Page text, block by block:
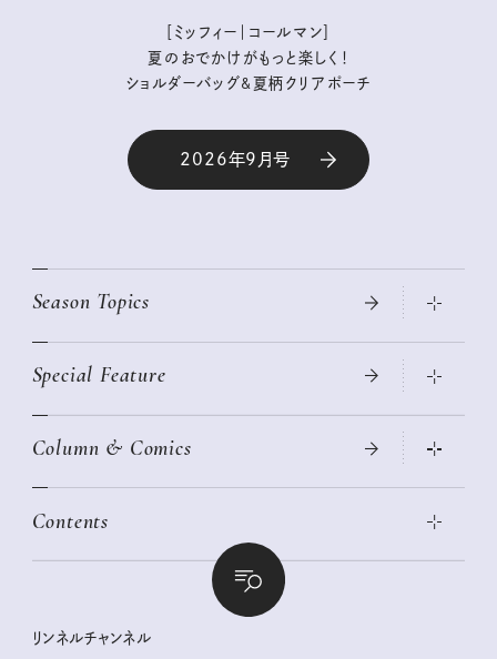
［ミッフィー｜コールマン］
夏のおでかけがもっと楽しく！
ショルダーバッグ&夏柄クリアポーチ
2026年9月号
Season Topics
真夏のひんやりグッズ 2026
ニトリ・イケア・無印良品で賢くおしゃれなインテリア
絶品、お餅レシピ大集合！
世界のサンタさんに会って来た！
クラフトビール案内
Special Feature
2026年春夏 トレンドファッションニュース
女子旅おすすめスポット 暮らすように心地いいリンネル旅ガイ
幸せな老後のための リンネルマネー講座
私の住むまち、好きな場所。LOCAL LIFE REPORT
リンネル 暮らしの道具大賞
Column & Comics
ぐれいさん
明日もいい日になりますように
清水みさとの食いしんぼう寄り道サウナ
Contents
リンネルおしゃれファッションスナップ
リンネル暮らし部
リンネルチャンネル